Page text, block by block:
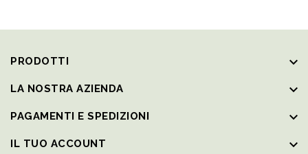
PRODOTTI keyboard_arrow_down
LA NOSTRA AZIENDA keyboard_arrow_down
PAGAMENTI E SPEDIZIONI keyboard_arrow_down
IL TUO ACCOUNT keyboard_arrow_down